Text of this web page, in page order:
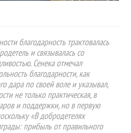
благодарность трактовалась
и связывалась со
Сенека отмечал
благодарности, как
дара по своей воле и указывал,
не только практическая, в
и поддержки, но в первую
«В добродетелях
прибыль от правильного